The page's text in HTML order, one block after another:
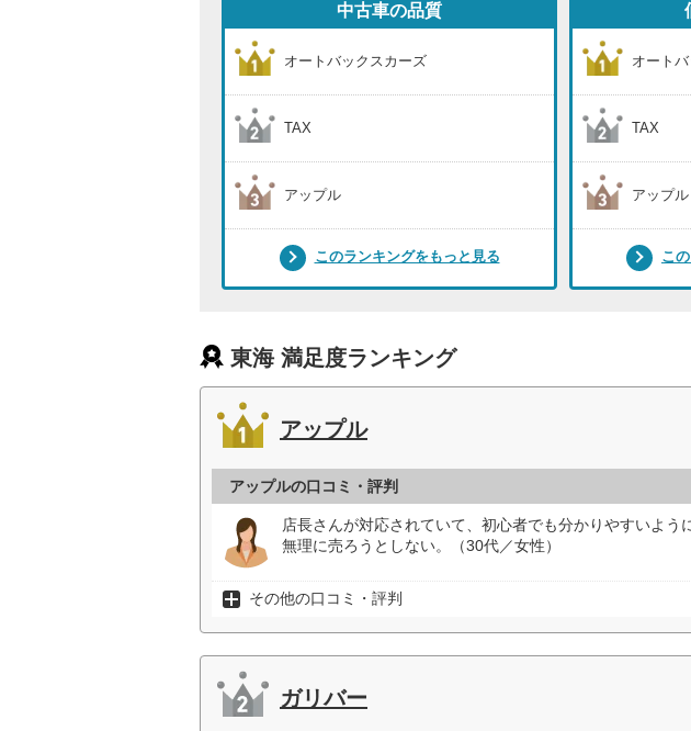
中古車の品質
オートバックスカーズ
TAX
アップル
このランキングをもっと見る
オート
TAX
アップル
こ
東海 満足度ランキング
アップル
アップルの口コミ・評判
店長さんが対応されていて、初心者でも分かりやすいよう
無理に売ろうとしない。（30代／女性）
その他の口コミ・評判
ガリバー